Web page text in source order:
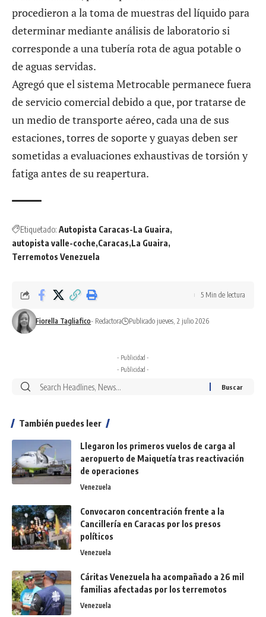
procedieron a la toma de muestras del líquido para
determinar mediante análisis de laboratorio si
corresponde a una tubería rota de agua potable o
de aguas servidas.
Agregó que el sistema Metrocable permanece fuera
de servicio comercial debido a que, por tratarse de
un medio de transporte aéreo, cada una de sus
estaciones, torres de soporte y guayas deben ser
sometidas a evaluaciones exhaustivas de torsión y
fatiga antes de su reapertura.
Etiquetado: Autopista Caracas-La Guaira
autopista valle-coche Caracas La Guaira
Terremotos Venezuela
Fiorella Tagliafico- Redactora Publicado jueves, 2 julio 2026
5 Min de lectura
- Publicidad -
- Publicidad -
También puedes leer
Llegaron los primeros vuelos de carga al
aeropuerto de Maiquetía tras reactivación
de operaciones
Venezuela
Convocaron concentración frente a la
Cancillería en Caracas por los presos
políticos
Venezuela
Cáritas Venezuela ha acompañado a 26 mil
familias afectadas por los terremotos
Venezuela